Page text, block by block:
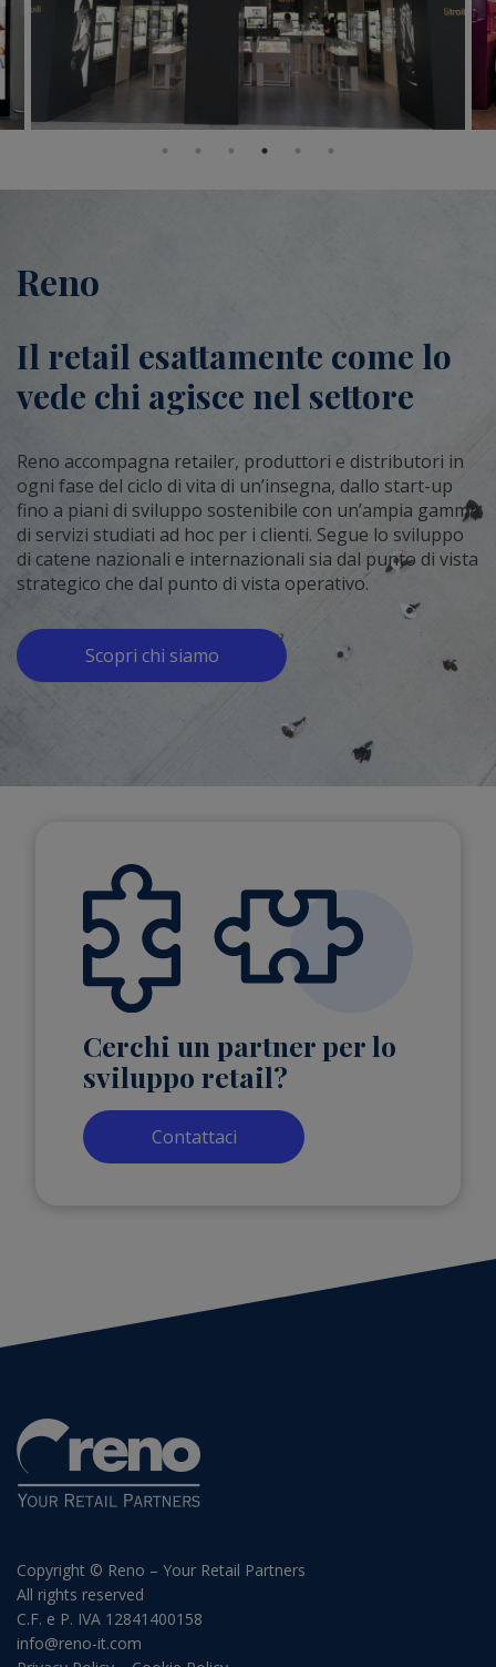
Reno
Il retail esattamente come lo
vede chi agisce nel settore
Reno accompagna retailer, produttori e distributori in
ogni fase del ciclo di vita di un’insegna, dallo start-up
fino a piani di sviluppo sostenibile con un’ampia gamma
di servizi studiati ad hoc per i clienti. Segue lo sviluppo
di catene nazionali e internazionali sia dal punto di vista
strategico che dal punto di vista operativo.
Scopri chi siamo
Cerchi un partner per lo
sviluppo retail?
Contattaci
Copyright © Reno – Your Retail Partners
All rights reserved
C.F. e P. IVA 12841400158
info@reno-it.com